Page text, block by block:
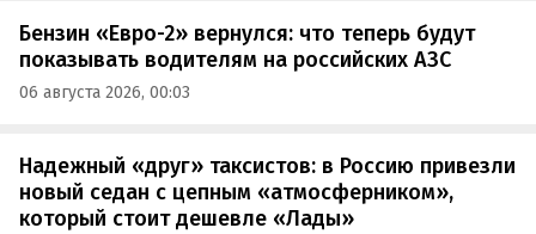
Бензин «Евро-2» вернулся: что теперь будут
показывать водителям на российских АЗС
06 августа 2026, 00:03
Надежный «друг» таксистов: в Россию привезли
новый седан с цепным «атмосферником»,
который стоит дешевле «Лады»